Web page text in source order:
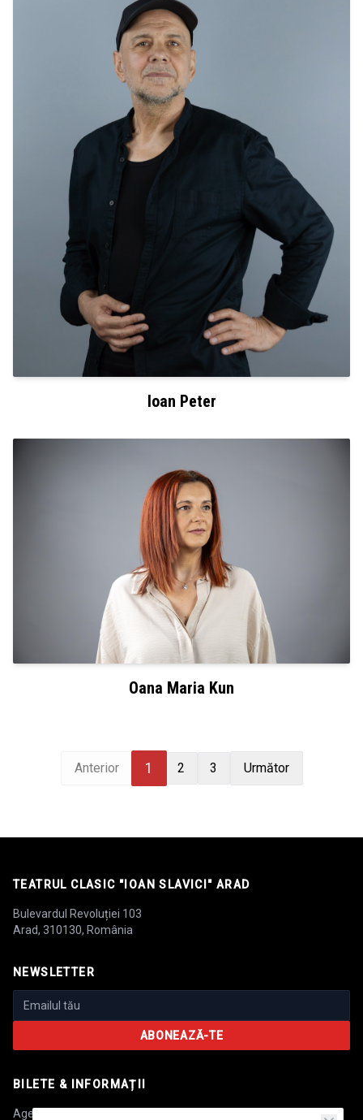
Ioan Peter
Oana Maria Kun
Anterior 1 2 3 Următor
TEATRUL CLASIC "IOAN SLAVICI" ARAD
Bulevardul Revoluției 103
Arad, 310130, România
NEWSLETTER
ABONEAZĂ-TE
BILETE & INFORMAȚII
Agenția de bilete: